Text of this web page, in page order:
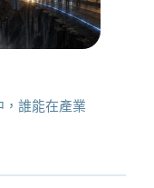
誰能在產業